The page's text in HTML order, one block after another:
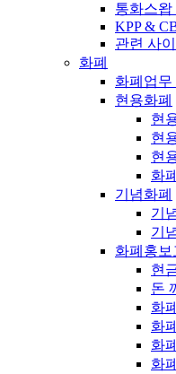
통화스왑
KPP &
관련 사
화폐
화폐업무
현용화폐
현
현
현
화
기념화폐
기
기
화폐홍보
현
돈
화
화
화
화